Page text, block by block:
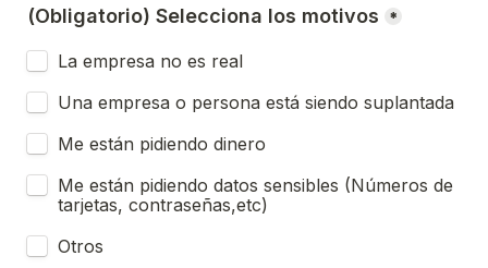
(Obligatorio) Selecciona los motivos *
La empresa no es real
Una empresa o persona está siendo suplantada
Me están pidiendo dinero
Me están pidiendo datos sensibles (Números de
tarjetas, contraseñas,etc)
Otros